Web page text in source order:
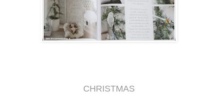
CHRISTMAS